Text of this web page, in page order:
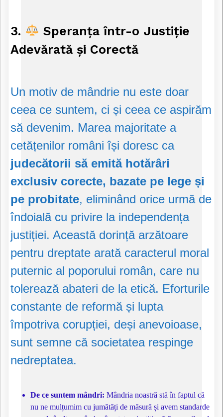
3.
Speranța într-o Justiție
Adevărată și Corectă
Un motiv de mândrie nu este doar
ceea ce suntem, ci și ceea ce aspirăm
să devenim. Marea majoritate a
cetățenilor români își doresc ca
judecătorii să emită hotărâri
exclusiv corecte, bazate pe lege și
pe probitate, eliminând orice urmă de
îndoială cu privire la independența
justiției. Această dorință arzătoare
pentru dreptate arată caracterul moral
puternic al poporului român, care nu
tolerează abateri de la etică. Eforturile
constante de reformă și lupta
împotriva corupției, deși anevoioase,
sunt semne că societatea respinge
nedreptatea.
De ce suntem mândri: Mândria noastră stă în faptul că
nu ne mulțumim cu jumătăți de măsură și avem standarde